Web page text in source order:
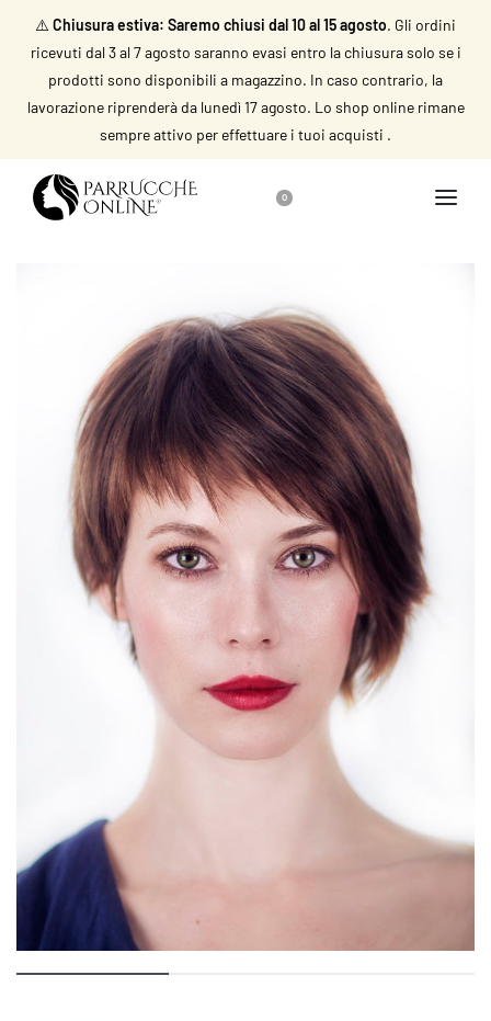
⚠️ Chiusura estiva: Saremo chiusi dal 10 al 15 agosto. Gli ordini
ricevuti dal 3 al 7 agosto saranno evasi entro la chiusura solo se i
prodotti sono disponibili a magazzino. In caso contrario, la
lavorazione riprenderà da lunedì 17 agosto. Lo shop online rimane
sempre attivo per effettuare i tuoi acquisti .
0